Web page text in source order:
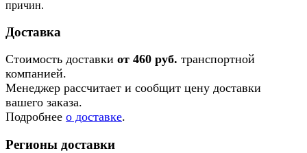
причин.
Доставка
Стоимость доставки от 460 руб. транспортной
компанией.
Менеджер рассчитает и сообщит цену доставки
вашего заказа.
Подробнее о доставке.
Регионы доставки